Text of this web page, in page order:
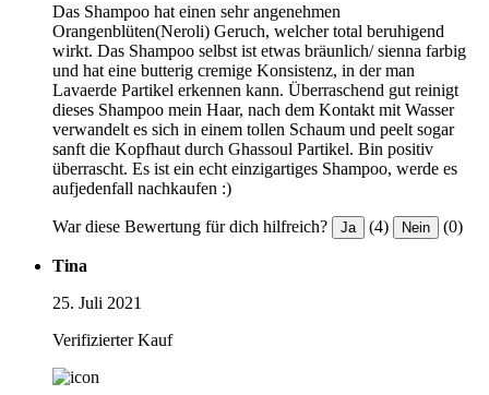
Das Shampoo hat einen sehr angenehmen
Orangenblüten(Neroli) Geruch, welcher total beruhigend
wirkt. Das Shampoo selbst ist etwas bräunlich/ sienna farbig
und hat eine butterig cremige Konsistenz, in der man
Lavaerde Partikel erkennen kann. Überraschend gut reinigt
dieses Shampoo mein Haar, nach dem Kontakt mit Wasser
verwandelt es sich in einem tollen Schaum und peelt sogar
sanft die Kopfhaut durch Ghassoul Partikel. Bin positiv
überrascht. Es ist ein echt einzigartiges Shampoo, werde es
aufjedenfall nachkaufen :)
War diese Bewertung für dich hilfreich? Ja (4) Nein (0)
Tina
25. Juli 2021
Verifizierter Kauf